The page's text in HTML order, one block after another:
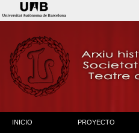
INICIO PROYECTO